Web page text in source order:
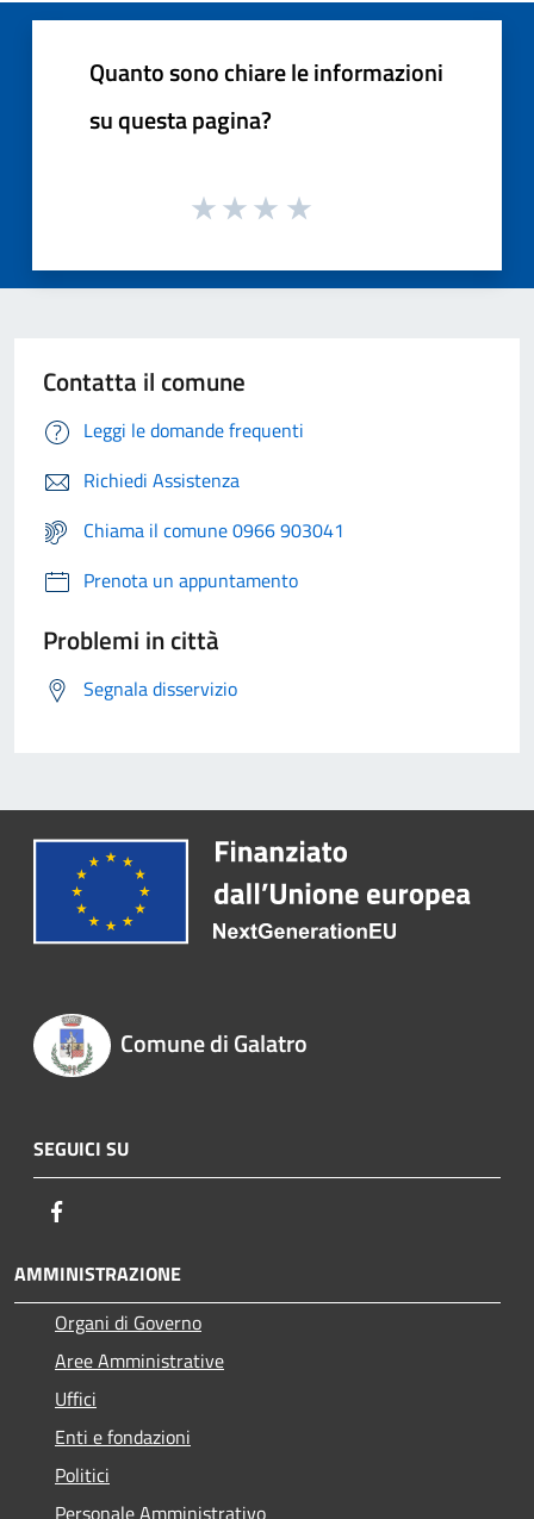
Quanto sono chiare le informazioni
su questa pagina?
Contatta il comune
Leggi le domande frequenti
Richiedi Assistenza
Chiama il comune 0966 903041
Prenota un appuntamento
Problemi in città
Segnala disservizio
Comune di Galatro
SEGUICI SU
AMMINISTRAZIONE
Organi di Governo
Aree Amministrative
Uffici
Enti e fondazioni
Politici
Personale Amministrativo